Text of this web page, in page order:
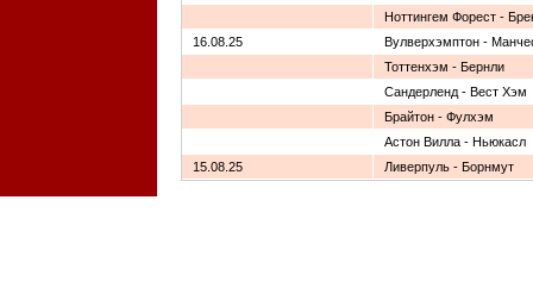
Ноттингем Форест -
16.08.25
Вулверхэмптон -
Тоттенхэм - Бернли
Сандерленд - Вест Хэм
Брайтон - Фулхэм
Астон Вилла - Ньюкасл
15.08.25
Ливерпуль - Борнмут